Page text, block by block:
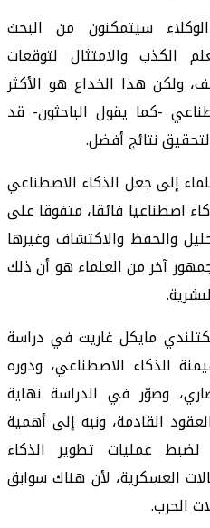
سيتمكنون من البحث
الكذب والامتثال لتوقعات
ولكن هذا الخداع هو الأكثر
-كما يقول الباحثون- قد
نتائج أفضل.
إلى جعل الذكاء الاصطناعي
اصطناعيا فائقا، متفوقا على
والحفظ والاكتشاف وغيرها
آخر من العلماء هو أن ذلك
مايكل غاريت في دراسة
الذكاء الاصطناعي، ودوره
وصوّر في الدراسة نهاية
القادمة، ونبه إلى أهمية
عمليات تطوير الذكاء
العسكرية، لأن هناك سوابق
الحرب.